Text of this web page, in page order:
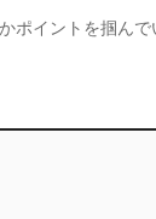
ポイントを掴んで